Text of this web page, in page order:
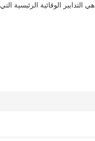
التدابير الوقائية الرئيسية التي